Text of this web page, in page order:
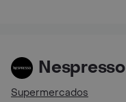
Nespresso
Supermercados